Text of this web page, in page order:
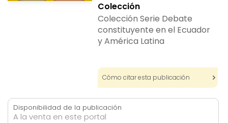
Colección
Colección Serie Debate
constituyente en el Ecuador
y América Latina
Cómo citar esta publicación
Disponibilidad de la publicación
A la venta en este portal